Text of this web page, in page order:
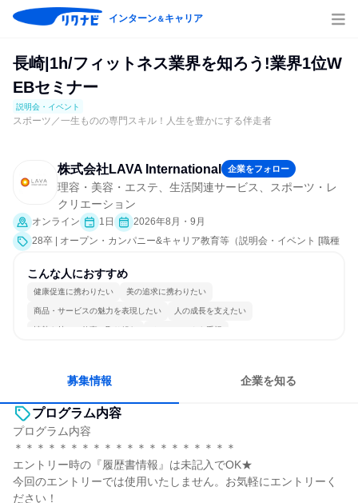
インターン＆キャリア
長崎|1h/フィットネス業界を知ろう!業界1位W
EBセミナー
説明会・イベント
スポーツ／一生ものの専門スキル！人生を豊かにする伴走者
株式会社LAVA International 企業をフォロー
理容・美容・エステ、生活関連サービス、スポーツ・レ
クリエーション
オンライン 1日
2026年8月・9月
28卒 | オープン・カンパニー&キャリア教育等（説明会・イベント [職種
こんな人におすすめ
健康促進に携わりたい 美の追求に携わりたい
商品・サービスの魅力を表現したい 人の成長を支えたい
情熱を持って仕事に取り組む チームワークを重視
募集情報 企業を知る
プログラム内容
プログラム内容
＊＊＊＊＊＊＊＊＊＊＊＊＊＊＊＊＊＊＊＊
エントリー時の『履歴書情報』は未記入でOK★
今回のエントリーでは使用いたしません。お気軽にエントリーく
ださい！